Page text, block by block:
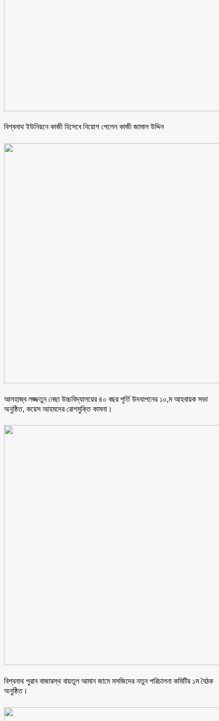
বিশ্বনাথ ইউনিয়নে কাজী হিসেবে নিয়োগ পেলেন কাজী জামাল উদ্দিন
আলহাজ্ব লজ্জতুন নেছা উচ্চবিদ্যালয়ের ৪০ বছর পূর্তি উদযাপনের ১০,ম আহবায়ক সভা
অনুষ্ঠিত, কয়েস আহমদের রোগমুক্তি কামনা।
বিশ্বনাথ পুরান বাজারস্থ বায়তুল আমান জামে মসজিদের নতুন পরিচালনা কমিটির ১ম বৈঠক
অনুষ্ঠিত।